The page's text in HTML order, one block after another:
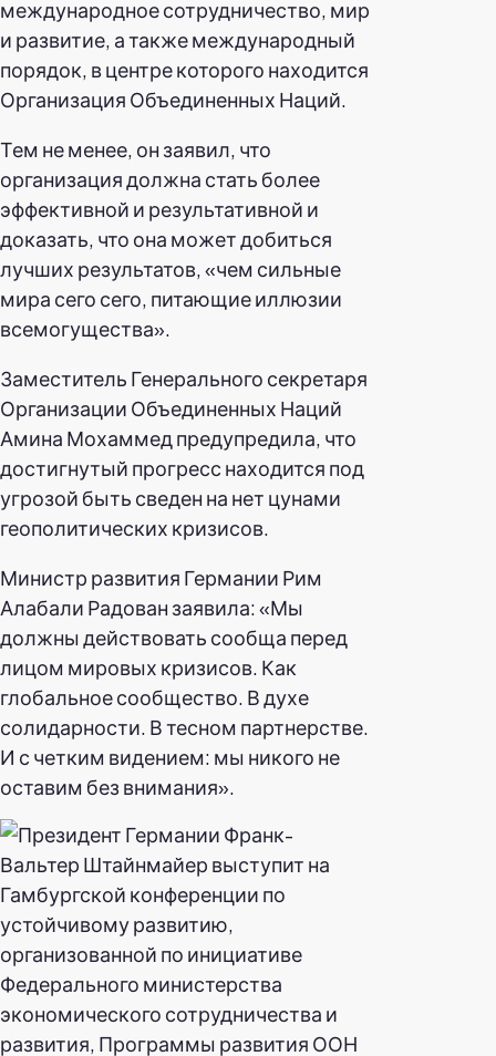
международное сотрудничество, мир
и развитие, а также международный
порядок, в центре которого находится
Организация Объединенных Наций.
Тем не менее, он заявил, что
организация должна стать более
эффективной и результативной и
доказать, что она может добиться
лучших результатов, «чем сильные
мира сего сего, питающие иллюзии
всемогущества».
Заместитель Генерального секретаря
Организации Объединенных Наций
Амина Мохаммед предупредила, что
достигнутый прогресс находится под
угрозой быть сведен на нет цунами
геополитических кризисов.
Министр развития Германии Рим
Алабали Радован заявила: «Мы
должны действовать сообща перед
лицом мировых кризисов. Как
глобальное сообщество. В духе
солидарности. В тесном партнерстве.
И с четким видением: мы никого не
оставим без внимания».